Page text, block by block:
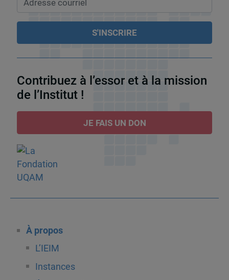
Contribuez à l’essor et à la mission
de l’Institut !
JE FAIS UN DON
À propos
L’IEIM
Instances